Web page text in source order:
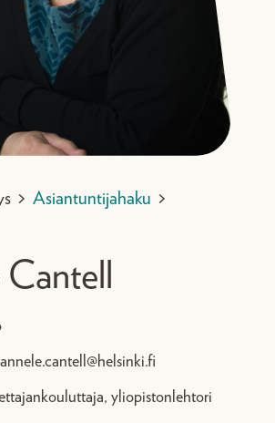
> Asiantuntijahaku >
yliopistonlehtori